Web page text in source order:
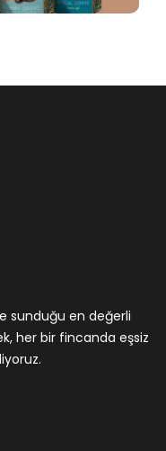
sunduğu en değerli
her bir fincanda eşsiz